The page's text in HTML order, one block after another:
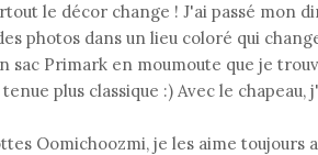
le décor change ! J'ai passé mon
photos dans un lieu coloré qui
sac Primark en moumoute que je
plus classique :) Avec le chapeau,
Oomichoozmi, je les aime toujours